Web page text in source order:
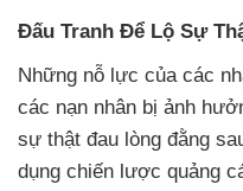
Đấu Tranh Để Lộ Sự
Những nỗ lực của các
các nạn nhân bị ảnh
sự thật đau lòng đằng
dụng chiến lược quảng